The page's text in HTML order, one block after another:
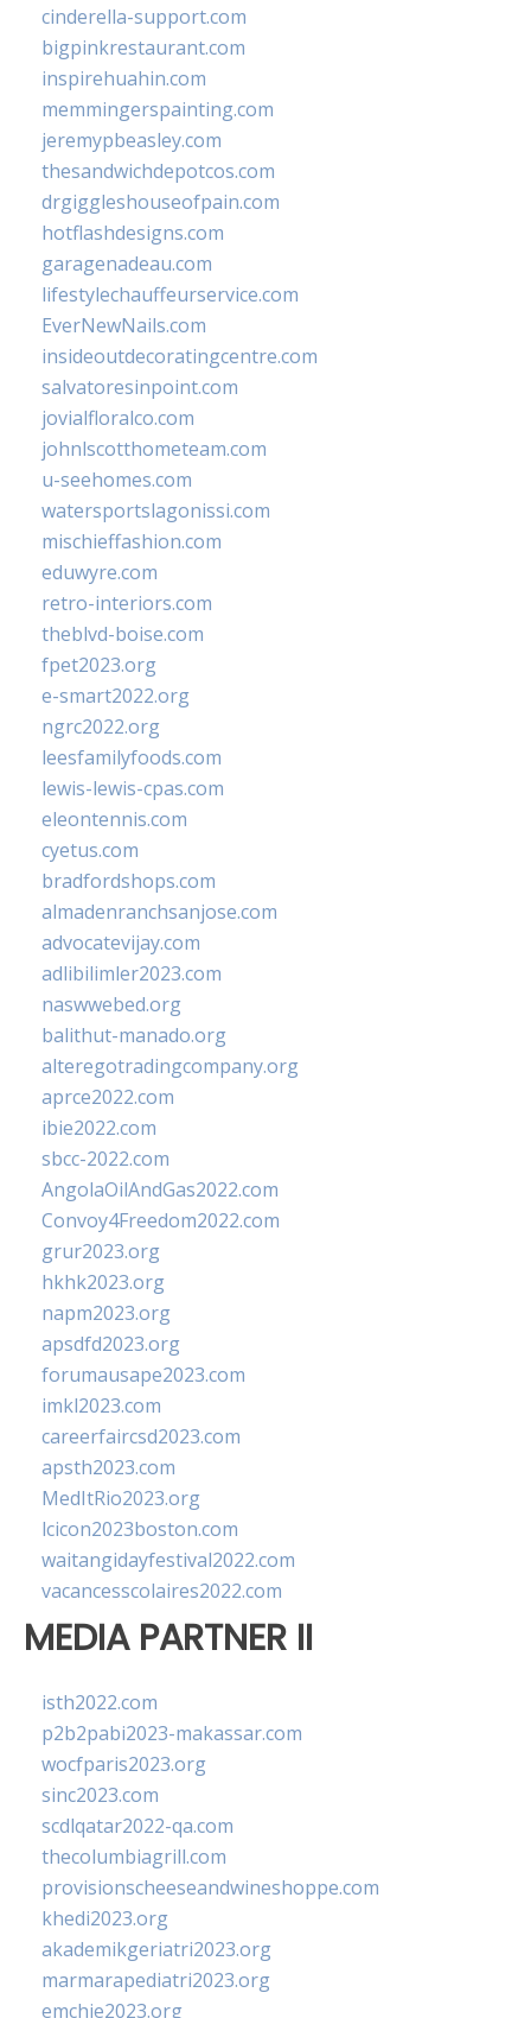
cinderella-support.com
bigpinkrestaurant.com
inspirehuahin.com
memmingerspainting.com
jeremypbeasley.com
thesandwichdepotcos.com
drgiggleshouseofpain.com
hotflashdesigns.com
garagenadeau.com
lifestylechauffeurservice.com
EverNewNails.com
insideoutdecoratingcentre.com
salvatoresinpoint.com
jovialfloralco.com
johnlscotthometeam.com
u-seehomes.com
watersportslagonissi.com
mischieffashion.com
eduwyre.com
retro-interiors.com
theblvd-boise.com
fpet2023.org
e-smart2022.org
ngrc2022.org
leesfamilyfoods.com
lewis-lewis-cpas.com
eleontennis.com
cyetus.com
bradfordshops.com
almadenranchsanjose.com
advocatevijay.com
adlibilimler2023.com
naswwebed.org
balithut-manado.org
alteregotradingcompany.org
aprce2022.com
ibie2022.com
sbcc-2022.com
AngolaOilAndGas2022.com
Convoy4Freedom2022.com
grur2023.org
hkhk2023.org
napm2023.org
apsdfd2023.org
forumausape2023.com
imkl2023.com
careerfaircsd2023.com
apsth2023.com
MedItRio2023.org
lcicon2023boston.com
waitangidayfestival2022.com
vacancesscolaires2022.com
MEDIA PARTNER II
isth2022.com
p2b2pabi2023-makassar.com
wocfparis2023.org
sinc2023.com
scdlqatar2022-qa.com
thecolumbiagrill.com
provisionscheeseandwineshoppe.com
khedi2023.org
akademikgeriatri2023.org
marmarapediatri2023.org
emchie2023.org